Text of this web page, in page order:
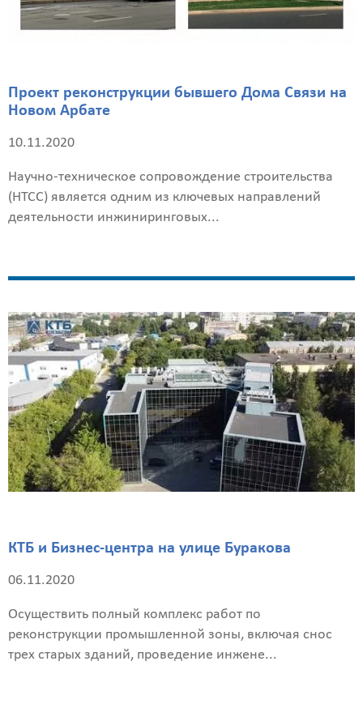
Проект реконструкции бывшего Дома Связи на
Новом Арбате
10.11.2020
Научно-техническое сопровождение строительства
(НТСС) является одним из ключевых направлений
деятельности инжиниринговых...
КТБ и Бизнес-центра на улице Буракова
06.11.2020
Осуществить полный комплекс работ по
реконструкции промышленной зоны, включая снос
трех старых зданий, проведение инжене...
с
детальный
с
картинки
Я согласен на
обработку
персональных
данных